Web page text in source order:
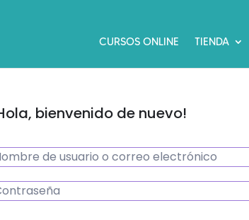
CURSOS ONLINE TIENDA
bienvenido de nuevo!